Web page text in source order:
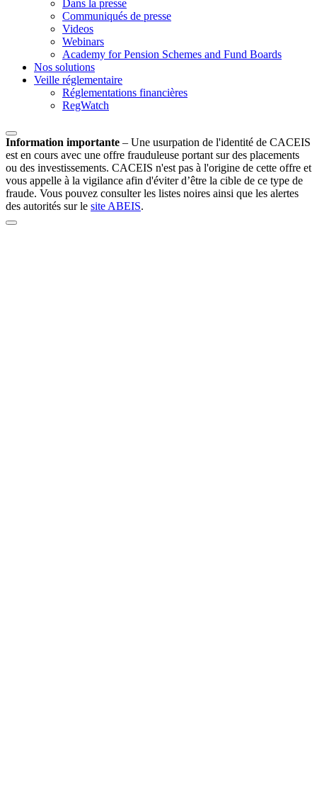
Dans la presse
Communiqués de presse
Videos
Webinars
Academy for Pension Schemes and Fund Boards
Nos solutions
Veille réglementaire
Réglementations financières
RegWatch
Information importante – Une usurpation de l'identité de CACEIS
est en cours avec une offre frauduleuse portant sur des placements
ou des investissements. CACEIS n'est pas à l'origine de cette offre et
vous appelle à la vigilance afin d'éviter d’être la cible de ce type de
fraude. Vous pouvez consulter les listes noires ainsi que les alertes
des autorités sur le site ABEIS.